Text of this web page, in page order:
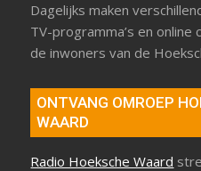
Dagelijks maken
TV-programma’s en
de inwoners van de
ONTVANG OMROEP
WAARD
Radio Hoeksche Waard